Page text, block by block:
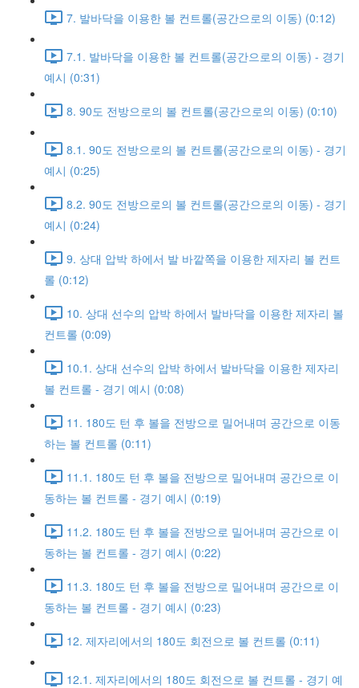
7. 발바닥을 이용한 볼 컨트롤(공간으로의 이동) (0:12)
7.1. 발바닥을 이용한 볼 컨트롤(공간으로의 이동) - 경기
예시 (0:31)
8. 90도 전방으로의 볼 컨트롤(공간으로의 이동) (0:10)
8.1. 90도 전방으로의 볼 컨트롤(공간으로의 이동) - 경기
예시 (0:25)
8.2. 90도 전방으로의 볼 컨트롤(공간으로의 이동) - 경기
예시 (0:24)
9. 상대 압박 하에서 발 바깥쪽을 이용한 제자리 볼 컨트
롤 (0:12)
10. 상대 선수의 압박 하에서 발바닥을 이용한 제자리 볼
컨트롤 (0:09)
10.1. 상대 선수의 압박 하에서 발바닥을 이용한 제자리
볼 컨트롤 - 경기 예시 (0:08)
11. 180도 턴 후 볼을 전방으로 밀어내며 공간으로 이동
하는 볼 컨트롤 (0:11)
11.1. 180도 턴 후 볼을 전방으로 밀어내며 공간으로 이
동하는 볼 컨트롤 - 경기 예시 (0:19)
11.2. 180도 턴 후 볼을 전방으로 밀어내며 공간으로 이
동하는 볼 컨트롤 - 경기 예시 (0:22)
11.3. 180도 턴 후 볼을 전방으로 밀어내며 공간으로 이
동하는 볼 컨트롤 - 경기 예시 (0:23)
12. 제자리에서의 180도 회전으로 볼 컨트롤 (0:11)
12.1. 제자리에서의 180도 회전으로 볼 컨트롤 - 경기 예